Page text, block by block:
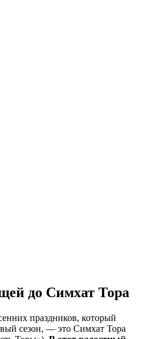
до Симхат Тора
праздников, который
сезон, — это Симхат Тора